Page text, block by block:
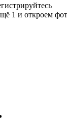
1 и откроем